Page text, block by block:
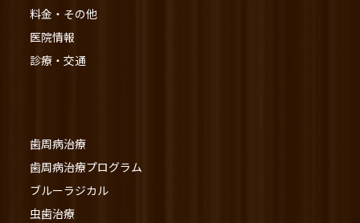
料金・その他
医院情報
診療・交通
歯周病治療
歯周病治療プログラム
ブルーラジカル
虫歯治療